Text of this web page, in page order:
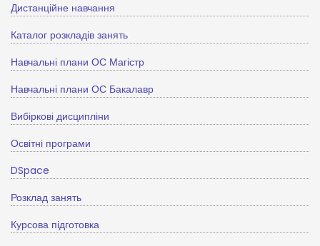
Дистанційне навчання
Каталог розкладів занять
Навчальні плани ОС Магістр
Навчальні плани ОС Бакалавр
Вибіркові дисципліни
Освітні програми
DSpace
Розклад занять
Курсова підготовка